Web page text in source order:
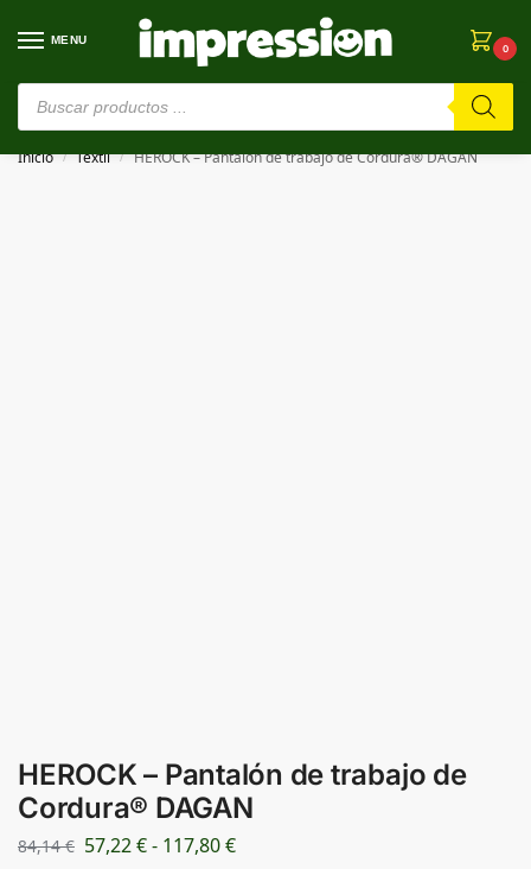
MENU
0
⚠️ Estamos en pruebas. Si algo falla, ¡Perdón!⚠️
Inicio / Textil / HEROCK – Pantalón de trabajo de Cordura® DAGAN
HEROCK – Pantalón de trabajo de
Cordura® DAGAN
84,14€ 57,22€- 117,80€